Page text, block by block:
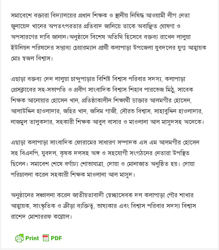
সমাবেশে বক্তারা বিদ্যালয়ের প্রধান শিক্ষক ও স্থানীয় নিষিদ্ধ আওয়ামী লীগ নেতা
জুনায়েদ খানের অপতৎপরতার প্রতিবাদ জানিয়ে তাকে অবাঞ্ছিত ঘোষণা ও
অপসারণের দাবি জানান।অনুষ্ঠানে বিশেষ অতিথি হিসেবে বক্তব্য রাখেন লালুয়া
ইউনিয়ন পরিষদের সম্ভাব্য চেয়ারম্যান প্রার্থী কলাপাড়া উপজেলা যুবদলের যুগ্ম আহ্বায়ক
মোঃ স্বজল বিশ্বাস।
এছাড়া বক্তব্য দেন লালুয়া চান্দুপাড়ার বিশিষ্ট বিশ্বাস পরিবার সদস্য, কলাপাড়া
প্রেসক্লাবের সহ-সভাপতি ও প্রবীণ সাংবাদিক বিশ্বাস শিহাব পারভেজ মিঠু, সাবেক
শিক্ষক আনোয়ার হোসেন খান, প্রতিষ্ঠাকালীন শিক্ষার্থী ডাক্তার আলমগীর হোসেন,
আলাউদ্দিন হাওলাদার, জহির খান, জসিম গাজী, সৌরভ বিশ্বাস, সাহাবুদ্দিন হাওলাদার,
নাজমুল তালুকদার, সহকারী শিক্ষক আবুল বাসার ও মাওলানা আল মাসুদসহ অনেকে।
এছাড়া কলাপাড়া সাংবাদিক ফোরামের সাধারণ সম্পাদক এস এম আলমগীর হোসেন
সহ বিএনপি, যুবদল, কৃষক দলসহ অঙ্গ ও সহযোগী সংগঠনের নেতারা উপস্থিত
ছিলেন। সমাবেশ শেষে বর্ণাঢ্য শোভাযাত্রা, দোয়া ও মোনাজাত অনুষ্ঠিত হয়। দোয়া
পরিচালনা করেন সহকারী শিক্ষক মাওলানা আল মাসুদ।
অনুষ্ঠানের সঞ্চালনা করেন জাতীয়তাবাদী স্বেচ্ছাসেবক দল কলাপাড়া পৌর শাখার
আহ্বায়ক, সাংস্কৃতিক ও ক্রীড়া ব্যক্তিত্ব, ভাষ্যকার এবং বিশ্বাস পরিবার সদস্য বিশ্বাস
রাশেদ মোশাররফ কল্লোল।